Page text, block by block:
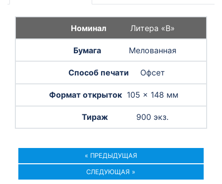
Литера «B»
Мелованная
Офсет
105 × 148 мм
900 экз.
« ПРЕДЫДУЩАЯ
СЛЕДУЮЩАЯ »